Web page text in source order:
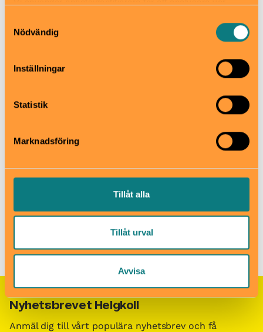
samt tillhandahålla funktioner för sociala medier. Vi
vidarebefordrar även sådana identifierare och annan
information från din enhet till de sociala medier och
annons- och analysföretag som vi samarbetar med.
information som du har tillhandahållit eller som de har
Nödvändig
Inställningar
Statistik
Marknadsföring
Tillåt alla
Tillåt urval
Avvisa
Hiss och ramper
Restaurang
www.uppsala.se/kultur-idrott-
fritid/plats/lekplatser/skivlingparkens-lekplats/
018-727 00 00
Till webbplats
Barn i stans kalendarium för barn och familjer i Stockholm /
Besöksmål för barn och familjer i Stockholm
Nyhetsbrevet Helgkoll
Anmäl dig till vårt populära nyhetsbrev och få